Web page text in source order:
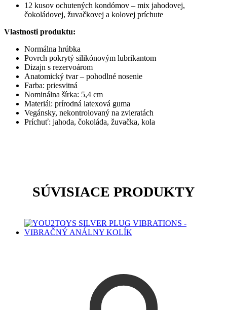
12 kusov ochutených kondómov – mix jahodovej,
čokoládovej, žuvačkovej a kolovej príchute
Vlastnosti produktu:
Normálna hrúbka
Povrch pokrytý silikónovým lubrikantom
Dizajn s rezervoárom
Anatomický tvar – pohodlné nosenie
Farba: priesvitná
Nominálna šírka: 5,4 cm
Materiál: prírodná latexová guma
Vegánsky, nekontrolovaný na zvieratách
Príchuť: jahoda, čokoláda, žuvačka, kola
SÚVISIACE PRODUKTY